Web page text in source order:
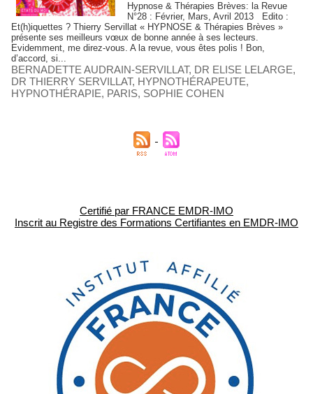
Hypnose & Thérapies Brèves: la Revue
N°28 : Février, Mars, Avril 2013 Edito :
Et(h)iquettes ? Thierry Servillat « HYPNOSE & Thérapies Brèves »
présente ses meilleurs vœux de bonne année à ses lecteurs.
Evidemment, me direz-vous. A la revue, vous êtes polis ! Bon,
d’accord, si...
BERNADETTE AUDRAIN-SERVILLAT, DR ELISE LELARGE,
DR THIERRY SERVILLAT, HYPNOTHÉRAPEUTE,
HYPNOTHÉRAPIE, PARIS, SOPHIE COHEN
Certifié par FRANCE EMDR-IMO
Inscrit au Registre des Formations Certifiantes en EMDR-IMO